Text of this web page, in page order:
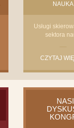
NAUKA
Usługi
sektora
CZYTAJ